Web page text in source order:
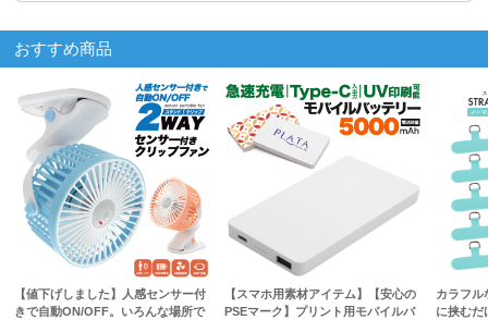
おすすめ商品
【値下げしました】人感センサー付
きで自動ON/OFF。いろんな場所で
【スマホ用素材アイテム】【安心の
PSEマーク】プリント用モバイルバ
カラフル
に挟む